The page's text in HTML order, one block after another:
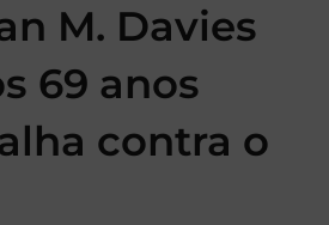
M. Davies
69 anos
contra o